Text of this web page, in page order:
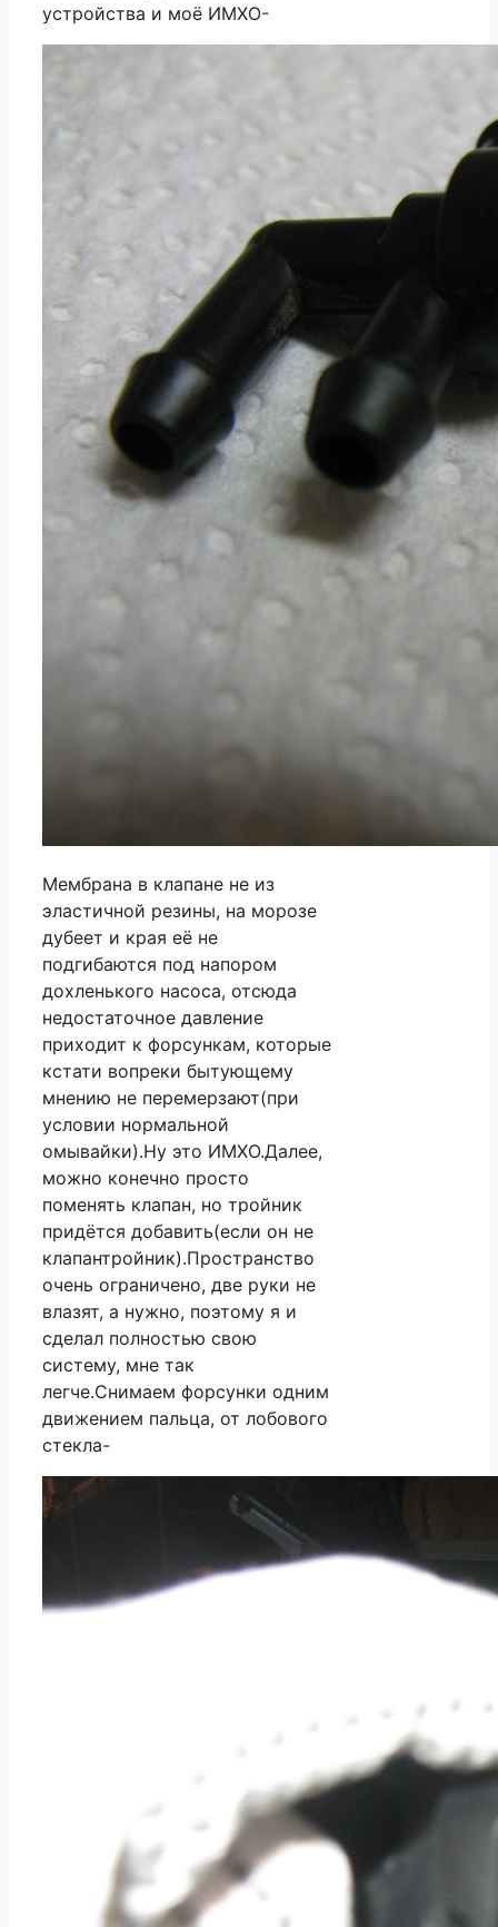
устройства и моё ИМХО-
Мембрана в клапане не из
эластичной резины, на морозе
дубеет и края её не
подгибаются под напором
дохленького насоса, отсюда
недостаточное давление
приходит к форсункам, которые
кстати вопреки бытующему
мнению не перемерзают(при
условии нормальной
омывайки).Ну это ИМХО.Далее,
можно конечно просто
поменять клапан, но тройник
придётся добавить(если он не
клапантройник).Пространство
очень ограничено, две руки не
влазят, а нужно, поэтому я и
сделал полностью свою
систему, мне так
легче.Снимаем форсунки одним
движением пальца, от лобового
стекла-